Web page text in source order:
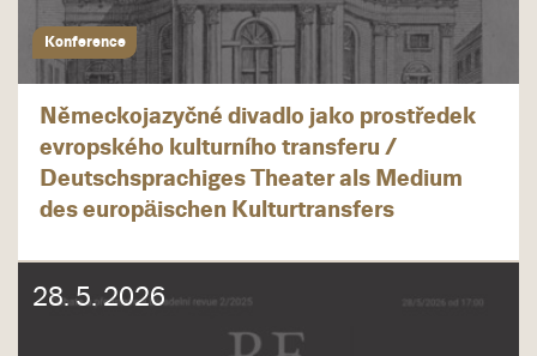
Konference
Německojazyčné divadlo jako prostředek
evropského kulturního transferu /
Deutschsprachiges Theater als Medium
des europäischen Kulturtransfers
28. 5. 2026